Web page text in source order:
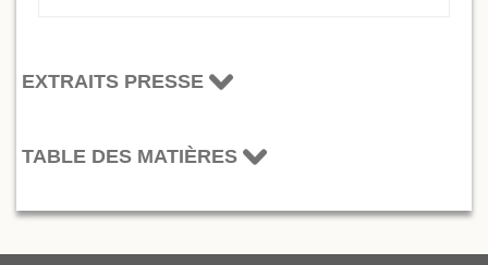
EXTRAITS PRESSE
TABLE DES MATIÈRES